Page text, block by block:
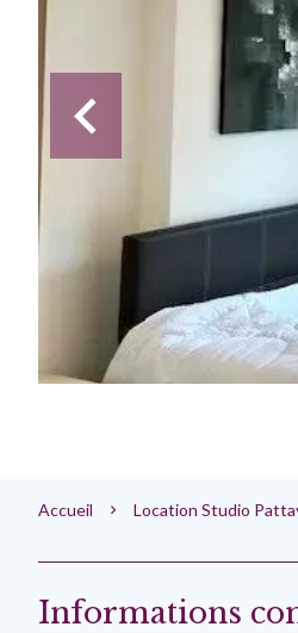
Accueil Location Studio
Informations